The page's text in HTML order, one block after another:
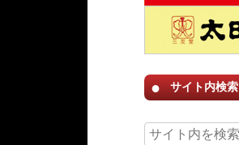
サイト内検索